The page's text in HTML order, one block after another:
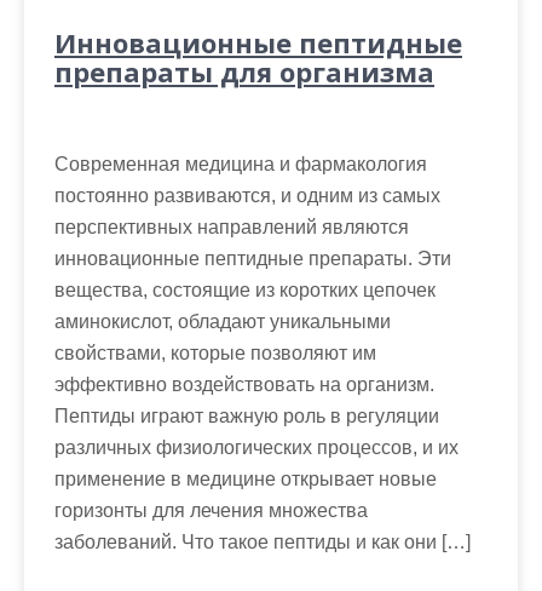
Инновационные пептидные
препараты для организма
Современная медицина и фармакология
постоянно развиваются, и одним из самых
перспективных направлений являются
инновационные пептидные препараты. Эти
вещества, состоящие из коротких цепочек
аминокислот, обладают уникальными
свойствами, которые позволяют им
эффективно воздействовать на организм.
Пептиды играют важную роль в регуляции
различных физиологических процессов, и их
применение в медицине открывает новые
горизонты для лечения множества
заболеваний. Что такое пептиды и как они […]